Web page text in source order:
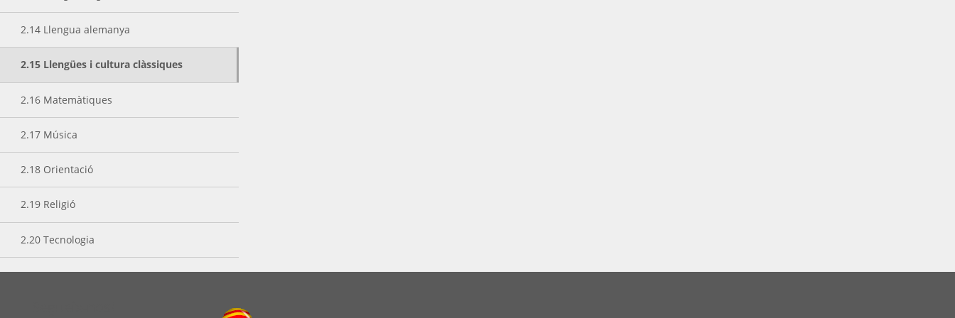
2.14 Llengua alemanya
2.15 Llengües i cultura clàssiques
2.16 Matemàtiques
2.17 Música
2.18 Orientació
2.19 Religió
2.20 Tecnologia